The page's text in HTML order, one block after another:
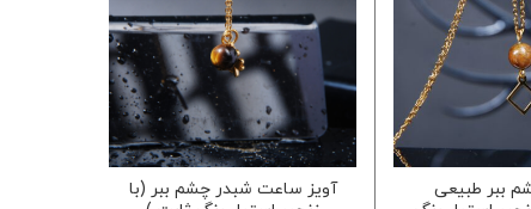
ببر طبیعی
آویز ساعت شبدر چشم ببر (با